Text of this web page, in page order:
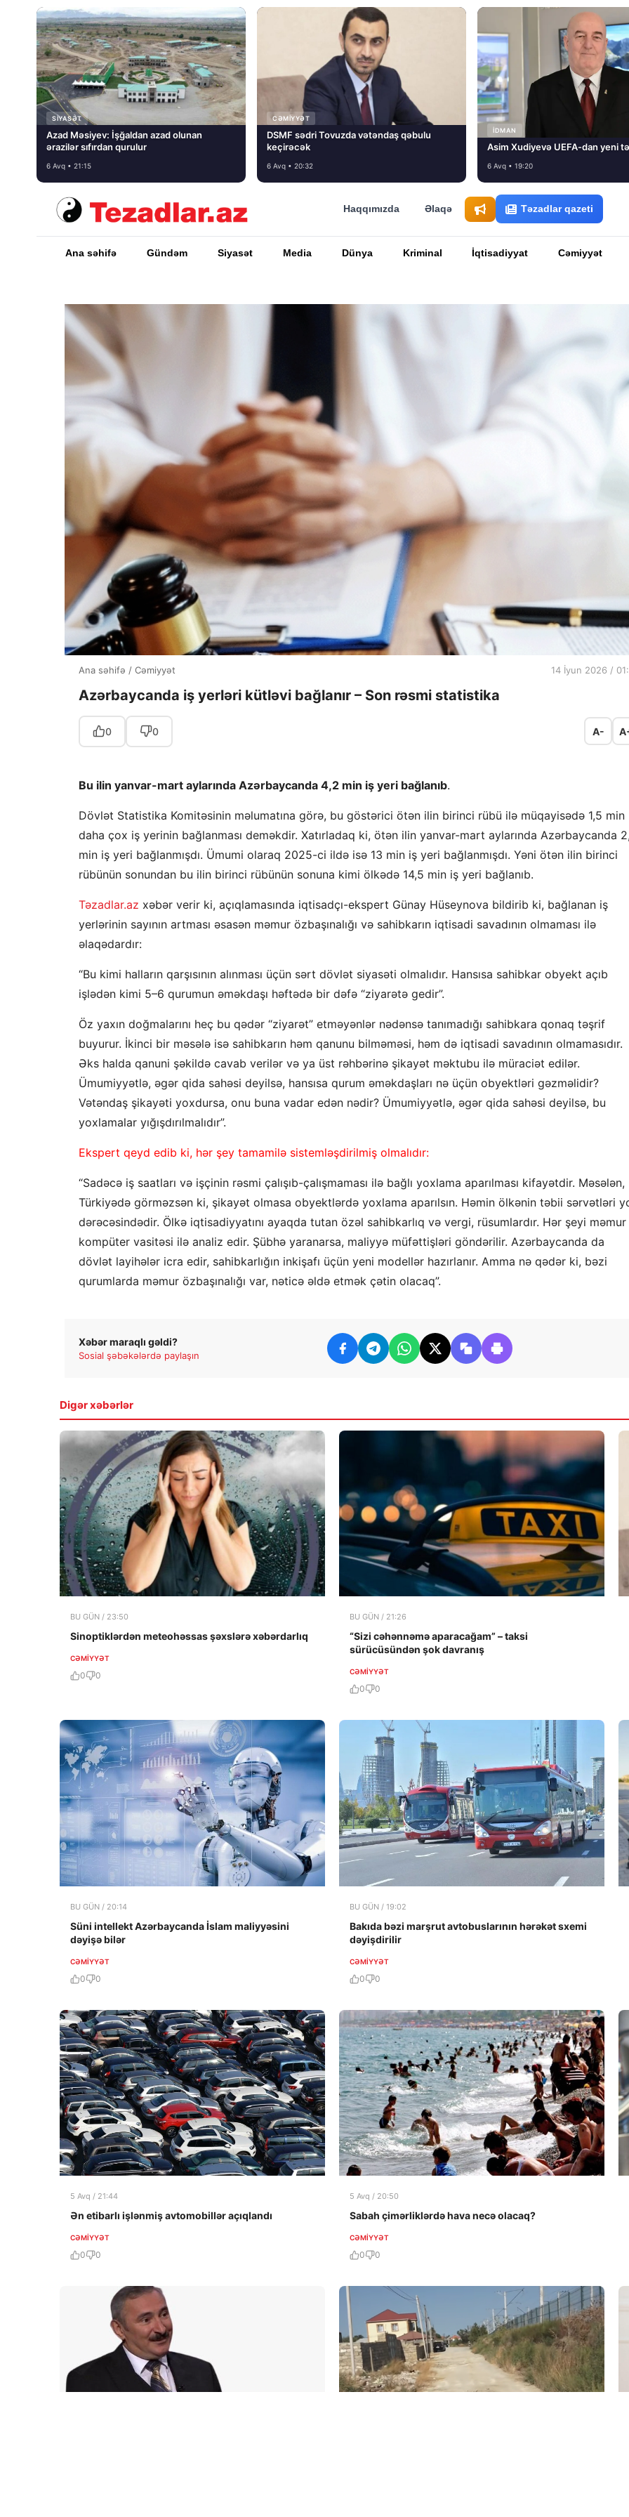
SIYASƏT
Azad Məsiyev: İşğaldan azad olunan
ərazilər sıfırdan qurulur
6 Avq • 21:15
CƏMIYYƏT
DSMF sədri Tovuzda vətəndaş qəbulu
keçirəcək
6 Avq • 20:32
İDMAN
Asim Xudiyevə UEFA-dan yeni
6 Avq • 19:20
Haqqımızda Əlaqə Təzadlar qazeti
Ana səhifə Gündəm Siyasət Media Dünya Kriminal İqtisadiyyat Cəmiyyət
Ana səhifə / Cəmiyyət 14 İyun 2026 /
Azərbaycanda iş yerləri kütləvi bağlanır – Son rəsmi statistika
0 0 A-
Bu ilin yanvar-mart aylarında Azərbaycanda 4,2 min iş yeri bağlanıb.
Dövlət Statistika Komitəsinin məlumatına görə, bu göstərici ötən ilin birinci rübü ilə müqayisədə 1,5 min
daha çox iş yerinin bağlanması deməkdir. Xatırladaq ki, ötən ilin yanvar-mart aylarında Azərbaycanda
min iş yeri bağlanmışdı. Ümumi olaraq 2025-ci ildə isə 13 min iş yeri bağlanmışdı. Yəni ötən ilin birinci
rübünün sonundan bu ilin birinci rübünün sonuna kimi ölkədə 14,5 min iş yeri bağlanıb.
Təzadlar.az xəbər verir ki, açıqlamasında iqtisadçı-ekspert Günay Hüseynova bildirib ki, bağlanan iş
yerlərinin sayının artması əsasən məmur özbaşınalığı və sahibkarın iqtisadi savadının olmaması ilə
əlaqədardır:
“Bu kimi halların qarşısının alınması üçün sərt dövlət siyasəti olmalıdır. Hansısa sahibkar obyekt açıb
işlədən kimi 5–6 qurumun əməkdaşı həftədə bir dəfə “ziyarətə gedir”.
Öz yaxın doğmalarını heç bu qədər “ziyarət” etməyənlər nədənsə tanımadığı sahibkara qonaq təşrif
buyurur. İkinci bir məsələ isə sahibkarın həm qanunu bilməməsi, həm də iqtisadi savadının olmamasıdır.
Əks halda qanuni şəkildə cavab verilər və ya üst rəhbərinə şikayət məktubu ilə müraciət edilər.
Ümumiyyətlə, əgər qida sahəsi deyilsə, hansısa qurum əməkdaşları nə üçün obyektləri gəzməlidir?
Vətəndaş şikayəti yoxdursa, onu buna vadar edən nədir? Ümumiyyətlə, əgər qida sahəsi deyilsə, bu
yoxlamalar yığışdırılmalıdır”.
Ekspert qeyd edib ki, hər şey tamamilə sistemləşdirilmiş olmalıdır:
“Sadəcə iş saatları və işçinin rəsmi çalışıb-çalışmaması ilə bağlı yoxlama aparılması kifayətdir. Məsələn,
Türkiyədə görməzsən ki, şikayət olmasa obyektlərdə yoxlama aparılsın. Həmin ölkənin təbii sərvətləri
dərəcəsindədir. Ölkə iqtisadiyyatını ayaqda tutan özəl sahibkarlıq və vergi, rüsumlardır. Hər şeyi məmur
kompüter vasitəsi ilə analiz edir. Şübhə yaranarsa, maliyyə müfəttişləri göndərilir. Azərbaycanda da
dövlət layihələr icra edir, sahibkarlığın inkişafı üçün yeni modellər hazırlanır. Amma nə qədər ki, bəzi
qurumlarda məmur özbaşınalığı var, nəticə əldə etmək çətin olacaq”.
Xəbər maraqlı gəldi?
Sosial şəbəkələrdə paylaşın
Digər xəbərlər
BU GÜN / 23:50
Sinoptiklərdən meteohəssas şəxslərə xəbərdarlıq
CƏMIYYƏT
0 0
BU GÜN / 21:26
“Sizi cəhənnəmə aparacağam” – taksi
sürücüsündən şok davranış
CƏMIYYƏT
0 0
BU GÜN / 20:14
Süni intellekt Azərbaycanda İslam maliyyəsini
dəyişə bilər
CƏMIYYƏT
0 0
BU GÜN / 19:02
Bakıda bəzi marşrut avtobuslarının hərəkət sxemi
dəyişdirilir
CƏMIYYƏT
0 0
5 Avq / 21:44
Ən etibarlı işlənmiş avtomobillər açıqlandı
CƏMIYYƏT
0 0
5 Avq / 20:50
Sabah çimərliklərdə hava necə olacaq?
CƏMIYYƏT
0 0